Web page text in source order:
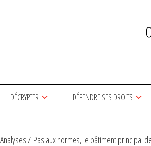
DÉCRYPTER DÉFENDRE SES DROITS
Analyses Pas aux normes, le bâtiment principal